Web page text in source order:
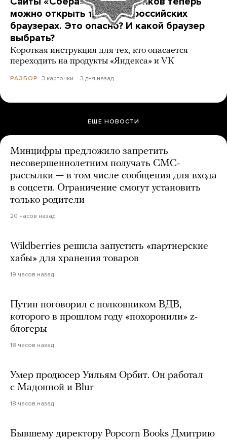
можно открыть только в российских
браузерах. Это опасно? И какой браузер
выбрать?
Короткая инструкция для тех, кто опасается
переходить на продукты «Яндекса» и VK
РАЗБОР 3 карточки 3 дня назад
ЕЩЕ НОВОСТИ
Минцифры предложило запретить
несовершеннолетним получать СМС-
рассылки — в том числе сообщения для входа
в соцсети. Ограничение смогут установить
только родители
20 часов назад
Wildberries решила запустить «партнерские
хабы» для хранения товаров
19 часов назад
Путин поговорил с полковником ВДВ,
которого в прошлом году «похоронили» z-
блогеры
18 часов назад
Умер продюсер Уильям Орбит. Он работал
с Мадонной и Blur
18 часов назад
Бывшему директору Popcorn Books Дмитрию